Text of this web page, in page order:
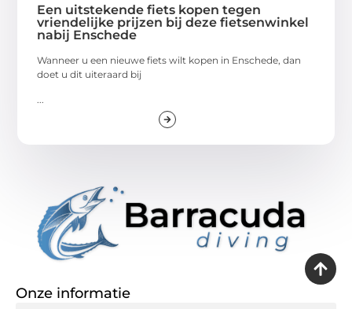
Een uitstekende fiets kopen tegen
vriendelijke prijzen bij deze fietsenwinkel
nabij Enschede
Wanneer u een nieuwe fiets wilt kopen in Enschede, dan
doet u dit uiteraard bij
...
Onze informatie